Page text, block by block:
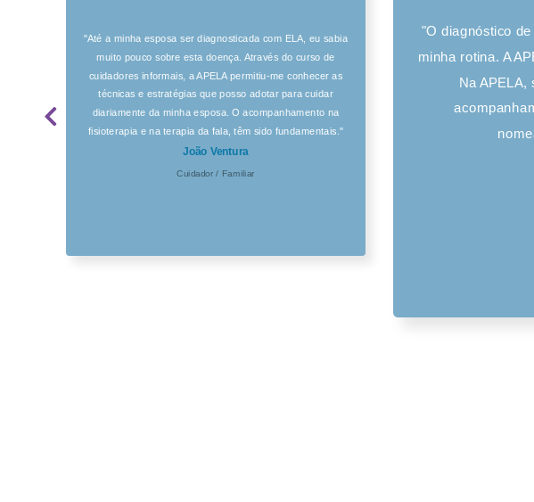
"Até a minha esposa ser diagnosticada com ELA, eu sabia
muito pouco sobre esta doença. Através do curso de
cuidadores informais, a APELA permitiu-me conhecer as
técnicas e estratégias que posso adotar para cuidar
diariamente da minha esposa. O acompanhamento na
fisioterapia e na terapia da fala, têm sido fundamentais."
João Ventura
Cuidador / Familiar
"O diagnóstico
minha rotina. A
Na APELA,